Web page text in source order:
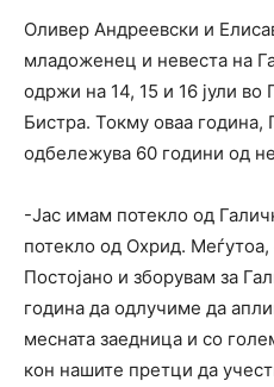
Оливер Андреевски и
младоженец и невеста на
одржи на 14, 15 и 16 јули во
Бистра. Токму оваа година,
одбележува 60 години од
-Јас имам потекло од
потекло од Охрид.
Постојано и зборувам за
година да одлучиме да
месната заедница и со
кон нашите претци да